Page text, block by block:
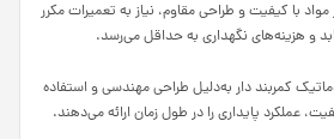
مواد با کیفیت و طراحی مقاوم، نیاز به تعمیرات مکرر
و هزینه‌های نگهداری به حداقل می‌رسد.
کمربند دار به‌دلیل طراحی مهندسی و استفاده
عملکرد پایداری را در طول زمان ارائه می‌دهند.